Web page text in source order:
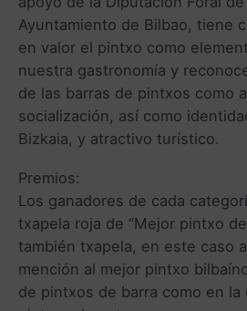
Ayuntamiento de Bilbao, tiene
en valor el pintxo como
nuestra gastronomía y
de las barras de pintxos como
socialización, así como
Bizkaia, y atractivo turístico.
Premios:
Los ganadores de cada
txapela roja de “Mejor pintxo
también txapela, en este caso
mención al mejor pintxo
de pintxos de barra como en la